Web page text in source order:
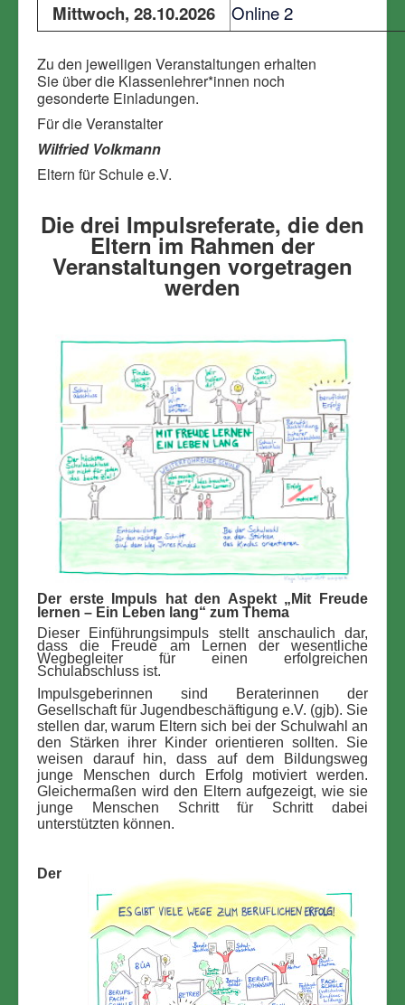
Mittwoch, 28.10.2026 Online 2
Zu den jeweiligen Veranstaltungen erhalten
Sie über die Klassenlehrer*innen noch
gesonderte Einladungen.
Für die Veranstalter
Wilfried Volkmann
Eltern für Schule e.V.
Die drei Impulsreferate, die den
Eltern im Rahmen der
Veranstaltungen vorgetragen
werden
Der erste Impuls hat den Aspekt „Mit Freude
lernen – Ein Leben lang“ zum Thema
Dieser Einführungsimpuls stellt anschaulich dar,
dass die Freude am Lernen der wesentliche
Wegbegleiter für einen erfolgreichen
Schulabschluss ist.
Impulsgeberinnen sind Beraterinnen der
Gesellschaft für Jugendbeschäftigung e.V. (gjb). Sie
stellen dar, warum Eltern sich bei der Schulwahl an
den Stärken ihrer Kinder orientieren sollten. Sie
weisen darauf hin, dass auf dem Bildungsweg
junge Menschen durch Erfolg motiviert werden.
Gleichermaßen wird den Eltern aufgezeigt, wie sie
junge Menschen Schritt für Schritt dabei
unterstützten können.
Der